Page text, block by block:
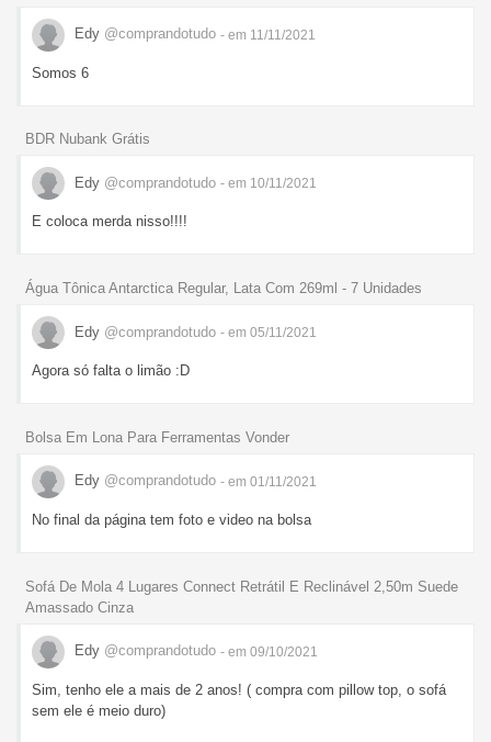
Edy @comprandotudo - em 11/11/2021
Somos 6
BDR Nubank Grátis
Edy @comprandotudo - em 10/11/2021
E coloca merda nisso!!!!
Água Tônica Antarctica Regular, Lata Com 269ml - 7 Unidades
Edy @comprandotudo - em 05/11/2021
Agora só falta o limão :D
Bolsa Em Lona Para Ferramentas Vonder
Edy @comprandotudo - em 01/11/2021
No final da página tem foto e video na bolsa
Sofá De Mola 4 Lugares Connect Retrátil E Reclinável 2,50m Suede
Amassado Cinza
Edy @comprandotudo - em 09/10/2021
Sim, tenho ele a mais de 2 anos! ( compra com pillow top, o sofá
sem ele é meio duro)